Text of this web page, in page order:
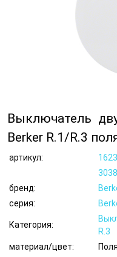
Выключатель
Berker R.1/R.3
артикул:
бренд:
серия:
Категория:
R.3
материал/цвет: